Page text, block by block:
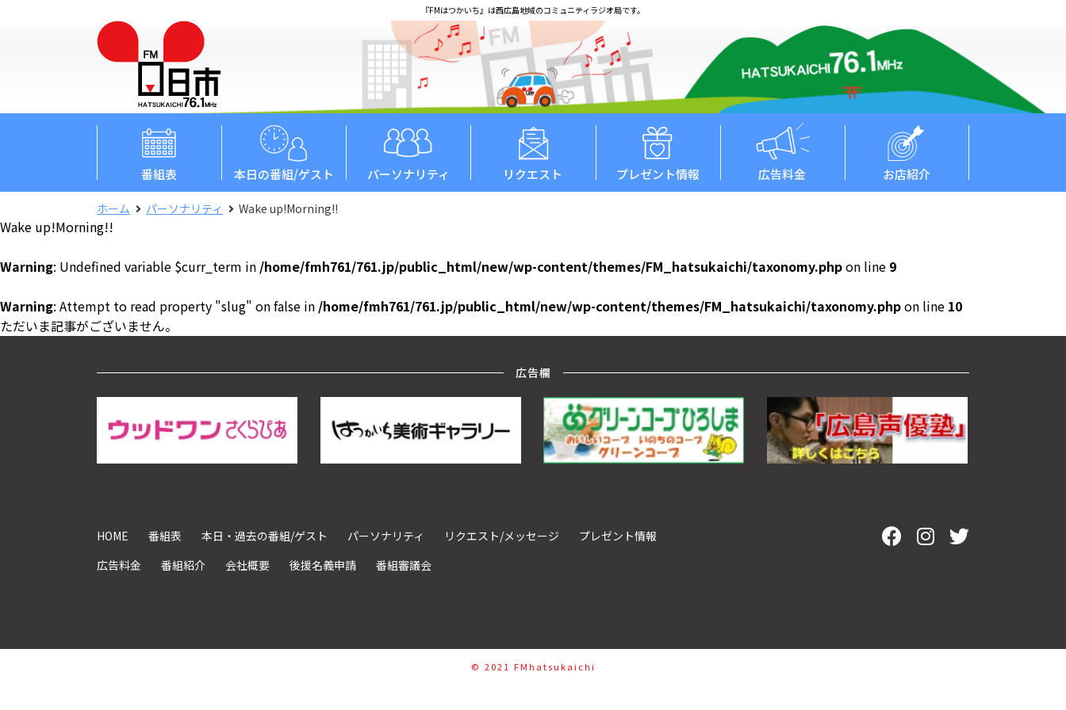
『FMはつかいち』は西広島地域のコミュニティラジオ局です。
番組表 本日の番組/ゲスト パーソナリティ リクエスト プレゼント情報 広告料金 お店紹介
ホーム パーソナリティ Wake up!Morning!!
Wake up!Morning!!
Warning: Undefined variable $curr_term in /home/fmh761/761.jp/public_html/new/wp-content/themes/FM_hatsukaichi/taxonomy.phpon line 9
Warning: Attempt to read property "slug" on false in /home/fmh761/761.jp/public_html/new/wp-content/themes/FM_hatsukaichi/taxonomy.phpon line 10
ただいま記事がございません。
広告欄
HOME 番組表 本日・過去の番組/ゲスト パーソナリティ リクエスト/メッセージ
プレゼント情報
広告料金
番組紹介 会社概要 後援名義申請 番組審議会
©︎ 2021 FMhatsukaichi